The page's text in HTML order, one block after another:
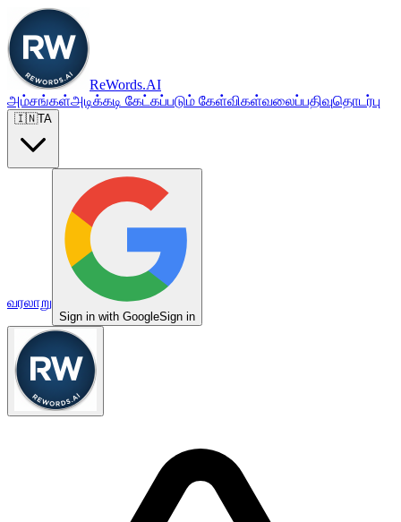
ReWords.AI
அம்சங்கள்அடிக்கடி கேட்கப்படும் கேள்விகள்வலைப்பதிவுதொடர்பு
🇮🇳TA
வரலாறு
Sign in with GoogleSign in